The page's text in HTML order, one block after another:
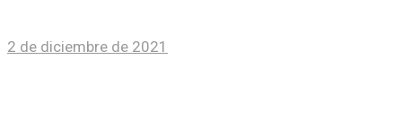
2 de diciembre de 2021